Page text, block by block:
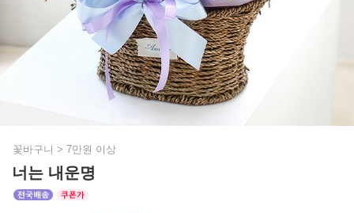
꽃바구니 > 7만원 이상
너는 내운명